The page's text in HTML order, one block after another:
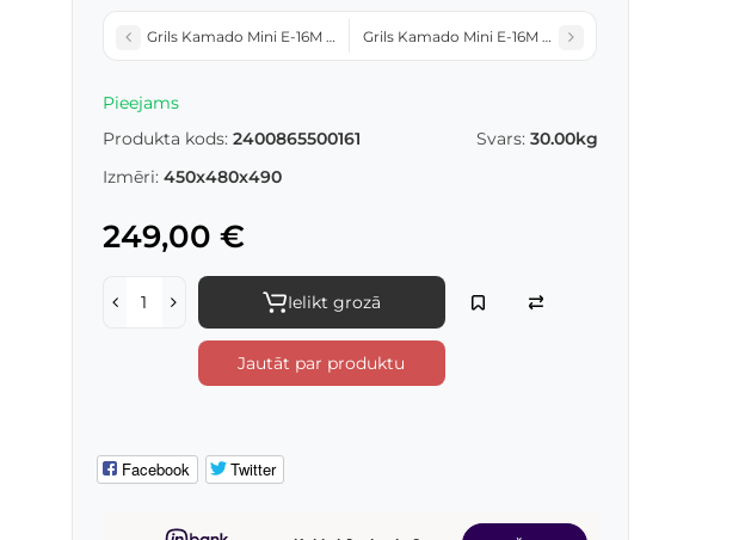
Grils Kamado Mini E-16M BBQ MelnsGrils Kamado Mini E-16M BBQ Sarkans
Pieejams
Produkta kods: 2400865500161 Svars: 30.00kg
Izmēri: 450x480x490
249,00 €
Ielikt grozā
Jautāt par produktu
Facebook Twitter